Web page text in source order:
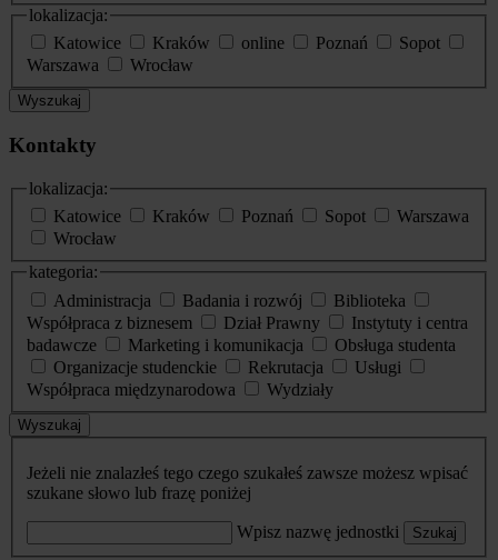
lokalizacja:
Katowice
Kraków online Poznań
Sopot
Warszawa
Wrocław
Wyszukaj
Kontakty
lokalizacja:
Katowice
Kraków Poznań Sopot
Warszawa
Wrocław
kategoria:
Administracja
Badania i rozwój
Biblioteka
Współpraca z biznesem
Dział Prawny
Instytuty i centra
badawcze
Marketing i komunikacja
Obsługa studenta
Organizacje studenckie
Rekrutacja
Usługi
Współpraca międzynarodowa
Wydziały
Wyszukaj
Jeżeli nie znalazłeś tego czego szukałeś zawsze możesz wpisać
szukane słowo lub frazę poniżej
Wpisz nazwę jednostki Szukaj